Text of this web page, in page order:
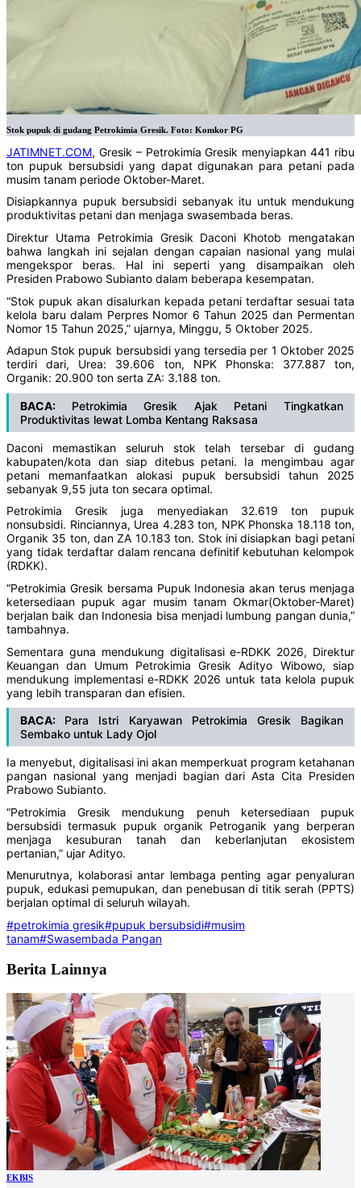
Stok pupuk di gudang Petrokimia Gresik. Foto: Komkor PG
JATIMNET.COM, Gresik – Petrokimia Gresik menyiapkan 441 ribu
ton pupuk bersubsidi yang dapat digunakan para petani pada
musim tanam periode Oktober-Maret.
Disiapkannya pupuk bersubsidi sebanyak itu untuk mendukung
produktivitas petani dan menjaga swasembada beras.
Direktur Utama Petrokimia Gresik Daconi Khotob mengatakan
bahwa langkah ini sejalan dengan capaian nasional yang mulai
mengekspor beras. Hal ini seperti yang disampaikan oleh
Presiden Prabowo Subianto dalam beberapa kesempatan.
“Stok pupuk akan disalurkan kepada petani terdaftar sesuai tata
kelola baru dalam Perpres Nomor 6 Tahun 2025 dan Permentan
Nomor 15 Tahun 2025,” ujarnya, Minggu, 5 Oktober 2025.
Adapun Stok pupuk bersubsidi yang tersedia per 1 Oktober 2025
terdiri dari, Urea: 39.606 ton, NPK Phonska: 377.887 ton,
Organik: 20.900 ton serta ZA: 3.188 ton.
BACA: Petrokimia Gresik Ajak Petani Tingkatkan
Produktivitas lewat Lomba Kentang Raksasa
Daconi memastikan seluruh stok telah tersebar di gudang
kabupaten/kota dan siap ditebus petani. Ia mengimbau agar
petani memanfaatkan alokasi pupuk bersubsidi tahun 2025
sebanyak 9,55 juta ton secara optimal.
Petrokimia Gresik juga menyediakan 32.619 ton pupuk
nonsubsidi. Rinciannya, Urea 4.283 ton, NPK Phonska 18.118 ton,
Organik 35 ton, dan ZA 10.183 ton. Stok ini disiapkan bagi petani
yang tidak terdaftar dalam rencana definitif kebutuhan kelompok
(RDKK).
“Petrokimia Gresik bersama Pupuk Indonesia akan terus menjaga
ketersediaan pupuk agar musim tanam Okmar(Oktober-Maret)
berjalan baik dan Indonesia bisa menjadi lumbung pangan dunia,”
tambahnya.
Sementara guna mendukung digitalisasi e-RDKK 2026, Direktur
Keuangan dan Umum Petrokimia Gresik Adityo Wibowo, siap
mendukung implementasi e-RDKK 2026 untuk tata kelola pupuk
yang lebih transparan dan efisien.
BACA: Para Istri Karyawan Petrokimia Gresik Bagikan
Sembako untuk Lady Ojol
Ia menyebut, digitalisasi ini akan memperkuat program ketahanan
pangan nasional yang menjadi bagian dari Asta Cita Presiden
Prabowo Subianto.
“Petrokimia Gresik mendukung penuh ketersediaan pupuk
bersubsidi termasuk pupuk organik Petroganik yang berperan
menjaga kesuburan tanah dan keberlanjutan ekosistem
pertanian,” ujar Adityo.
Menurutnya, kolaborasi antar lembaga penting agar penyaluran
pupuk, edukasi pemupukan, dan penebusan di titik serah (PPTS)
berjalan optimal di seluruh wilayah.
#petrokimia gresik#pupuk bersubsidi#musim
tanam#Swasembada Pangan
Berita Lainnya
EKBIS